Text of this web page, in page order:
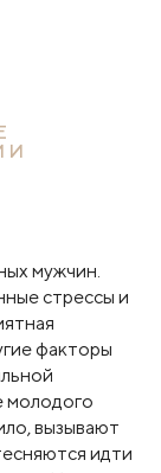
мужчин.
стрессы и
факторы
молодого
вызывают
идти